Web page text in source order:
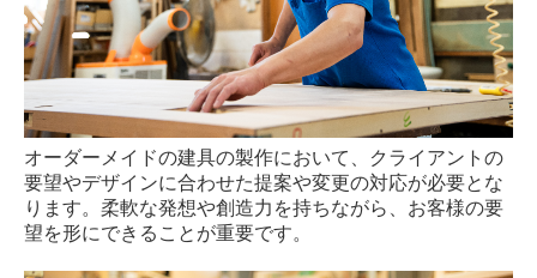
オーダーメイドの建具の製作において、クライアントの
要望やデザインに合わせた提案や変更の対応が必要とな
ります。柔軟な発想や創造力を持ちながら、お客様の要
望を形にできることが重要です。